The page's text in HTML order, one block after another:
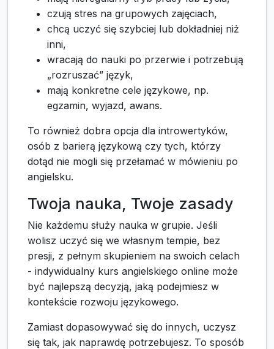
czują stres na grupowych zajęciach,
chcą uczyć się szybciej lub dokładniej niż
inni,
wracają do nauki po przerwie i potrzebują
„rozruszać” język,
mają konkretne cele językowe, np.
egzamin, wyjazd, awans.
To również dobra opcja dla introwertyków,
osób z barierą językową czy tych, którzy
dotąd nie mogli się przełamać w mówieniu po
angielsku.
Twoja nauka, Twoje zasady
Nie każdemu służy nauka w grupie. Jeśli
wolisz uczyć się we własnym tempie, bez
presji, z pełnym skupieniem na swoich celach
- indywidualny kurs angielskiego online może
być najlepszą decyzją, jaką podejmiesz w
kontekście rozwoju językowego.
Zamiast dopasowywać się do innych, uczysz
się tak, jak naprawdę potrzebujesz. To sposób